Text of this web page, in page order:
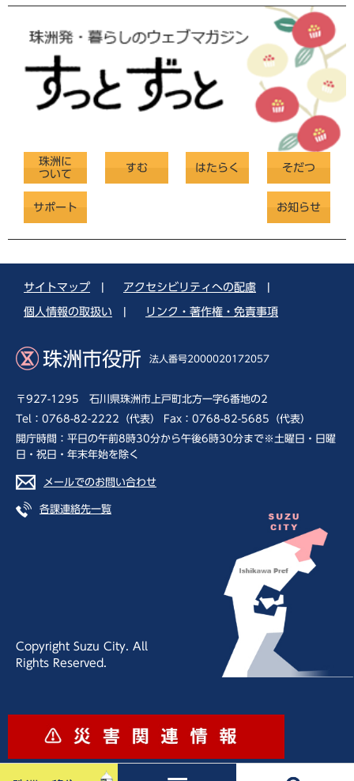
珠洲に
ついて
すむ はたらく そだつ
サポート お知らせ
サイトマップ アクセシビリティへの配慮
個人情報の取扱い リンク・著作権・免責事項
珠洲市役所 法人番号2000020172057
〒927-1295 石川県珠洲市上戸町北方一字6番地の2
Tel：0768-82-2222（代表） Fax：0768-82-5685（代表）
開庁時間：平日の午前8時30分から午後6時30分まで※土曜日・日曜
日・祝日・年末年始を除く
メールでのお問い合わせ
各課連絡先一覧
Copyright Suzu City. All
Rights Reserved.